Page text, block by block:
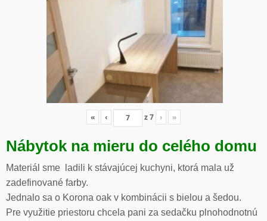
« ‹ z7 › »
Nábytok na mieru do celého domu
Materiál sme ladili k stávajúcej kuchyni, ktorá mala už
zadefinované farby.
Jednalo sa o Korona oak v kombinácii s bielou a šedou.
Pre využitie priestoru chcela pani za sedačku plnohodnotnú